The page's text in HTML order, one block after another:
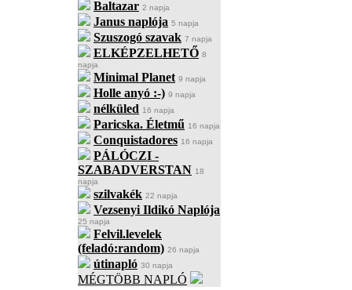
Baltazar 2 napja
Janus naplója 5 napja
Szuszogó szavak 7 napja
ELKÉPZELHETŐ 8
napja
Minimal Planet 9 napja
Holle anyó :-) 9 napja
nélküled 16 napja
Paricska. Életmű 16 napja
Conquistadores 16 napja
PÁLÓCZI -
SZABADVERSTAN 18
napja
szilvakék 22 napja
Vezsenyi Ildikó Naplója
25 napja
Felvil.levelek
(feladó:random) 26 napja
útinapló 30 napja
MÉGTÖBB NAPLÓ